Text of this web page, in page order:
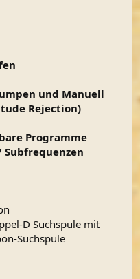
und Manuell
Rejection)
Programme
Subfrequenzen
D Suchspule mit
Suchspule